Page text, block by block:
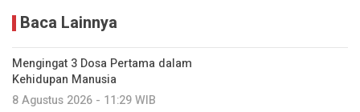
Baca Lainnya
Mengingat 3 Dosa Pertama dalam
Kehidupan Manusia
8 Agustus 2026 - 11:29 WIB